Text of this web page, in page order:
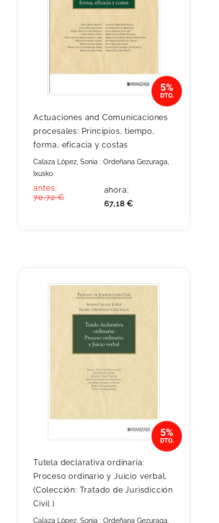
Actuaciones and Comunicaciones
procesales: Principios, tiempo,
forma, eficacia y costas
Calaza López, Sonia ; Ordeñana Gezuraga,
Ixusko
antes:
70,72 €
ahora:
67,18 €
Tutela declarativa ordinaria:
Proceso ordinario y Juicio verbal.
(Colección: Tratado de Jurisdicción
Civil )
Calaza López, Sonia ; Ordeñana Gezuraga,